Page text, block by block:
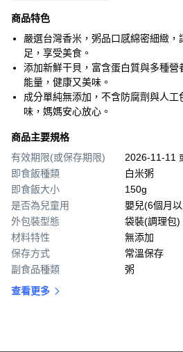
商品特色
嚴選台灣香米，粥品口感綿密細緻
足，享受美食。
添加新鮮干貝，富含蛋白質與多種營
能量，健康又美味。
成分單純無添加，不含防腐劑與人
味，媽媽安心放心。
商品主要規格
有效期限(或保存期限)
2026-11-11
即食飯種類
白米粥
即食飯大小
150g
是否為兒童用
嬰兒(6個月
外包裝型態
袋裝(調理包)
材料特性
無添加
保存方式
常溫保存
副食品種類
粥
查看更多